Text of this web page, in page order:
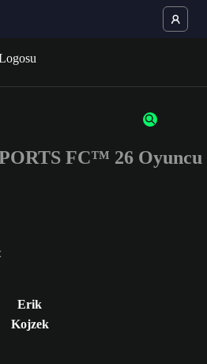
of 3 characters or numbers
FC™ 26 Oyuncu
Erik
Kojzek